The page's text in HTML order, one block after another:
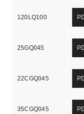
120LQ100
25GQ045
22CGQ045
35CGQ045